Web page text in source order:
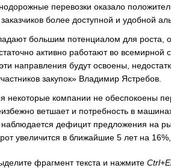
перевозки оказало
более доступной и удобной
большим потенциалом для роста,
активно работают во
направления будут освоены,
закупок» Владимир Ястребов.
некоторые компании не обеспокоены
ветшает и потребность в
дефицит предложения на
увеличится в ближайшие 5 лет на
фрагмент текста и нажмите